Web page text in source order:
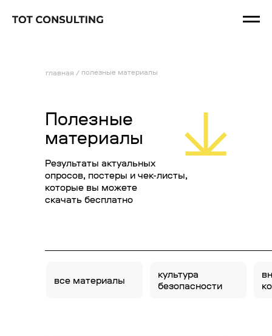
Полезные
материалы
Результаты актуальных
опросов, постеры и чек-листы,
которые вы можете
скачать бесплатно
полезные материалы
главная /
культура
безопасности
все материалы